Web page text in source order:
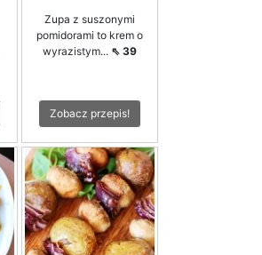
Zupa z suszonymi
pomidorami to krem o
wyrazistym... ⇖ 39
Zobacz przepis!